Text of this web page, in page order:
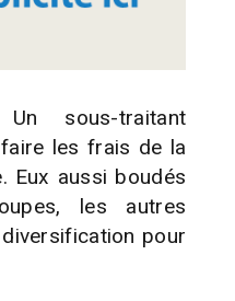
sous-traitant
les frais de la
Eux aussi boudés
les autres
pour